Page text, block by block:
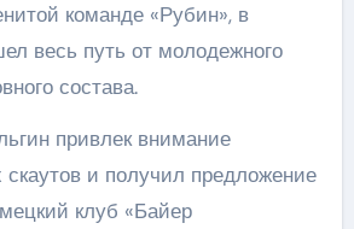
команде «Рубин», в
весь путь от молодежного
состава.
привлек внимание
и получил предложение
клуб «Байер